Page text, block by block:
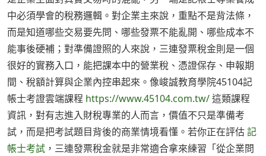
中必須學會的稅務邏輯。對企業主來說，重點不是背法條，
而是知道哪些交易要先問、哪些發票不能亂開、哪些成本不
能事後硬補；對準備證照的人來說，三連發票稅金則是一個
很好的實務入口，能把課本中的營業稅、憑證保存、申報期
間、稅額計算與企業內控串起來。像峻誠教育學院45104記
帳士考證雲端課程 https://www.45104.com.tw/這類課程
資訊，對有志進入財稅專業的人而言，價值不只是準備考
試，而是把考試題目背後的商業情境看懂。若你正在評估記
帳士考試 ，三連發票稅金就是非常適合拿來練習「從企業問